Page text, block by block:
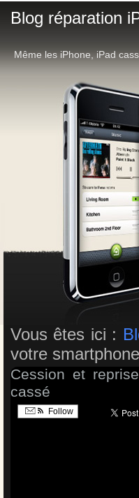
Blog réparation
Même les iPhone, iPad
Vous êtes ici :
votre
Cession et
cassé
Follow